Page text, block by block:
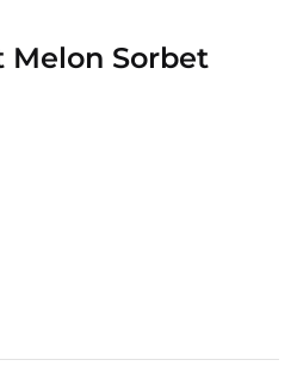
Melon Sorbet